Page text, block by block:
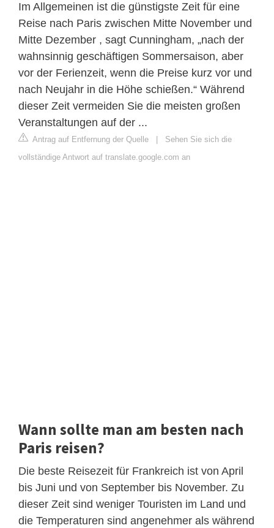
Im Allgemeinen ist die günstigste Zeit für eine
Reise nach Paris zwischen Mitte November und
Mitte Dezember , sagt Cunningham, „nach der
wahnsinnig geschäftigen Sommersaison, aber
vor der Ferienzeit, wenn die Preise kurz vor und
nach Neujahr in die Höhe schießen.“ Während
dieser Zeit vermeiden Sie die meisten großen
Veranstaltungen auf der ...
Antrag auf Entfernung der Quelle
Sehen Sie sich die
vollständige Antwort auf translate.google.com an
Wann sollte man am besten nach
Paris reisen?
Die beste Reisezeit für Frankreich ist von April
bis Juni und von September bis November. Zu
dieser Zeit sind weniger Touristen im Land und
die Temperaturen sind angenehmer als während